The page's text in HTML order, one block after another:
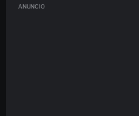
ANUNCIO